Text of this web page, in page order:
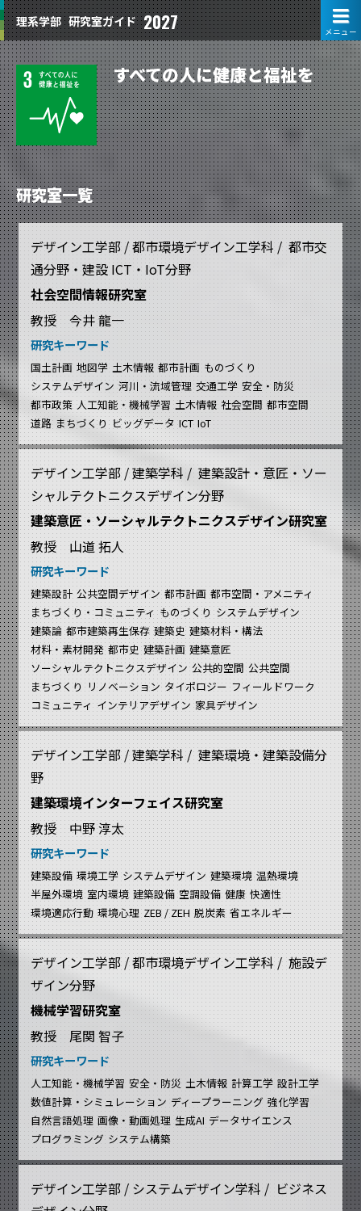
理系学部 研究室ガイド 2027
すべての人に健康と福祉を
研究室一覧
デザイン工学部 / 都市環境デザイン工学科 / 都市交
通分野・建設 ICT・IoT分野
社会空間情報研究室
教授 今井 龍一
研究キーワード
国土計画 地図学 土木情報 都市計画 ものづくり
システムデザイン 河川・流域管理 交通工学 安全・防災
都市政策 人工知能・機械学習 土木情報 社会空間 都市空間
道路 まちづくり ビッグデータ ICT IoT
デザイン工学部 / 建築学科 / 建築設計・意匠・ソー
シャルテクトニクスデザイン分野
建築意匠・ソーシャルテクトニクスデザイン研究室
教授 山道 拓人
研究キーワード
建築設計 公共空間デザイン 都市計画 都市空間・アメニティ
まちづくり・コミュニティ ものづくり システムデザイン
建築論 都市建築再生保存 建築史 建築材料・構法
材料・素材開発 都市史 建築計画 建築意匠
ソーシャルテクトニクスデザイン 公共的空間 公共空間
まちづくり リノベーション タイポロジー フィールドワーク
コミュニティ インテリアデザイン 家具デザイン
デザイン工学部 / 建築学科 / 建築環境・建築設備分
野
建築環境インターフェイス研究室
教授 中野 淳太
研究キーワード
建築設備 環境工学 システムデザイン 建築環境 温熱環境
半屋外環境 室内環境 建築設備 空調設備 健康 快適性
環境適応行動 環境心理 ZEB / ZEH 脱炭素 省エネルギー
デザイン工学部 / 都市環境デザイン工学科 / 施設デ
ザイン分野
機械学習研究室
教授 尾関 智子
研究キーワード
人工知能・機械学習 安全・防災 土木情報 計算工学 設計工学
数値計算・シミュレーション ディープラーニング 強化学習
自然言語処理 画像・動画処理 生成AI データサイエンス
プログラミング システム構築
デザイン工学部 / システムデザイン学科 / ビジネス
メニュー